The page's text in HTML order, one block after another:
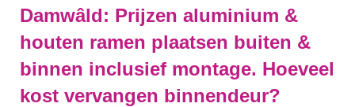
Damwâld: Prijzen aluminium &
houten ramen plaatsen buiten &
binnen inclusief montage. Hoeveel
kost vervangen binnendeur?